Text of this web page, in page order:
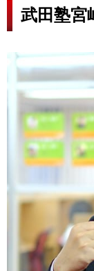
武田塾宮